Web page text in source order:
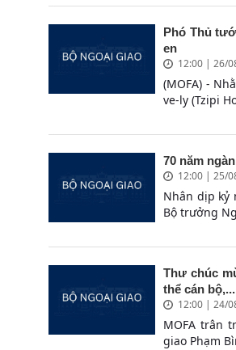
Phó Thủ
en
12:00 | 26/
(MOFA) -
ve-ly (Tzipi
70 năm
12:00 | 25/
Nhân dịp kỷ
Bộ trưởng
Thư chúc
thể cán bộ,...
12:00 | 24/
MOFA trân
giao Phạm